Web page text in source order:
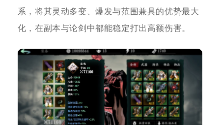
系，将其灵动多变、爆发与范围兼具的优势最大
化，在副本与论剑中都能稳定打出高额伤害。